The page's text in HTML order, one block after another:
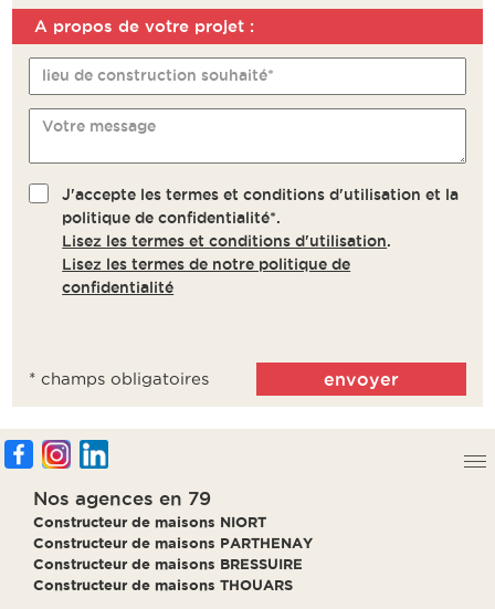
Remarque A propos de votre projet :
lieu de construction souhaité*
Votre message
J'accepte les termes et conditions d'utilisation et la
politique de confidentialité*.
Lisez les termes et conditions d'utilisation.
Lisez les termes de notre politique de
confidentialité
* champs obligatoires
Nos agences en 79
Constructeur de maisons NIORT
Constructeur de maisons PARTHENAY
Constructeur de maisons BRESSUIRE
Constructeur de maisons THOUARS